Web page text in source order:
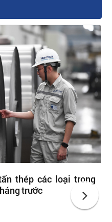
thép các loại trong
trước